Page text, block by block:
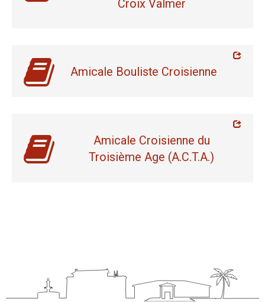
Croix Valmer
Amicale Bouliste Croisienne
Amicale Croisienne du
Troisième Age (A.C.T.A.)